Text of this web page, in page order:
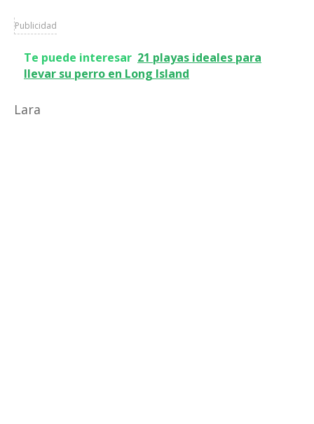
Publicidad
Te puede interesar 21 playas ideales para
llevar su perro en Long Island
Lara